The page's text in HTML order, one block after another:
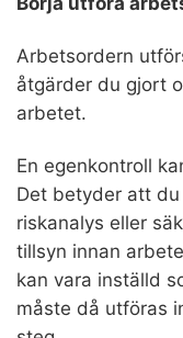
Arbetsordern
åtgärder du gjort
arbetet.
En egenkontroll
Det betyder att
riskanalys eller
tillsyn innan
kan vara inställd
måste då utföras